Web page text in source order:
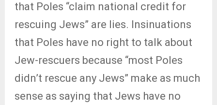
that Poles “claim national credit for
rescuing Jews” are lies. Insinuations
that Poles have no right to talk about
Jew-rescuers because “most Poles
didn’t rescue any Jews” make as much
sense as saying that Jews have no